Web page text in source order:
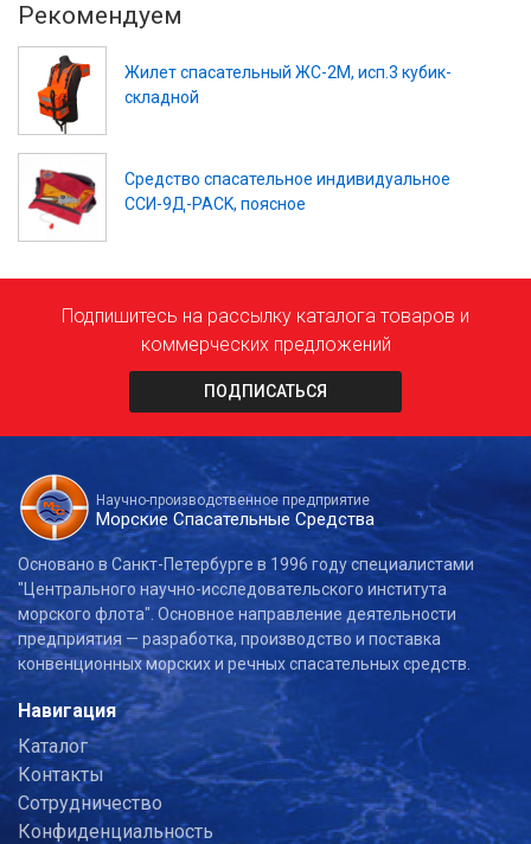
Рекомендуем
Жилет спасательный ЖС-2М, исп.3 кубик-
складной
Средство спасательное индивидуальное
ССИ-9Д-PACK, поясное
Подпишитесь на рассылку каталога товаров и
коммерческих предложений
ПОДПИСАТЬСЯ
Научно-производственное предприятие
Морские Спасательные Средства
Основано в Санкт-Петербурге в 1996 году специалистами
"Центрального научно-исследовательского института
морского флота". Основное направление деятельности
предприятия — разработка, производство и поставка
конвенционных морских и речных спасательных средств.
Навигация
Каталог
Контакты
Сотрудничество
Конфиденциальность